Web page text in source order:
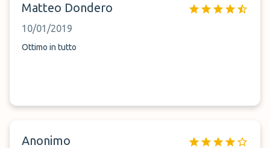
Matteo Dondero
10/01/2019
Ottimo in tutto
Anonimo